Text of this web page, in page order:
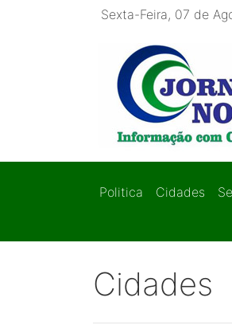
Sexta-Feira, 07 de
Politica Cidades
Cidades